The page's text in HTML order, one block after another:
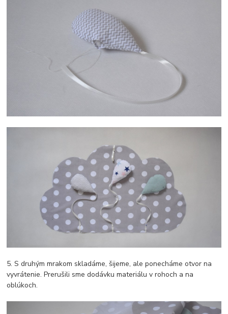
5. S druhým mrakom skladáme, šijeme, ale ponecháme otvor na
vyvrátenie. Prerušili sme dodávku materiálu v rohoch a na
oblúkoch.